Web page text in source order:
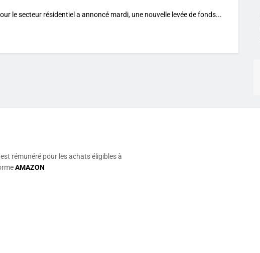
le secteur résidentiel a annoncé mardi, une nouvelle levée de fonds...
rémunéré pour les achats éligibles à
AMAZON